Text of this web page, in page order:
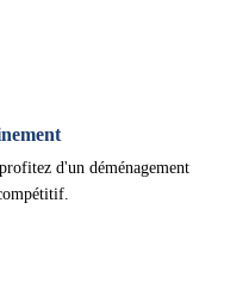
d'un déménagement